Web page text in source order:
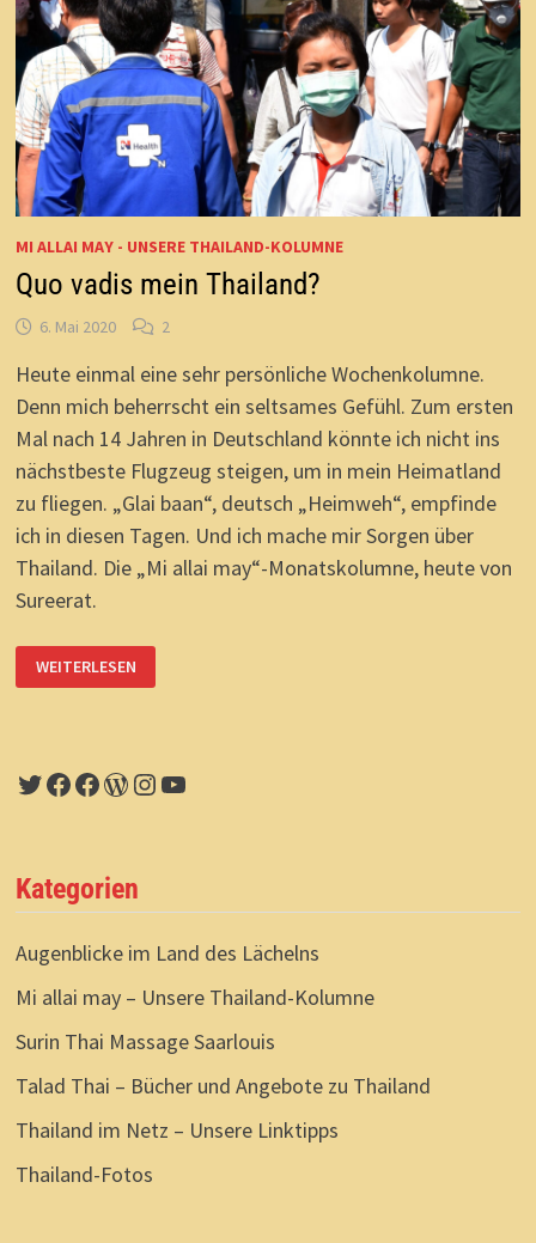
MI ALLAI MAY - UNSERE THAILAND-KOLUMNE
Quo vadis mein Thailand?
6. Mai 2020 2
Heute einmal eine sehr persönliche Wochenkolumne.
Denn mich beherrscht ein seltsames Gefühl. Zum ersten
Mal nach 14 Jahren in Deutschland könnte ich nicht ins
nächstbeste Flugzeug steigen, um in mein Heimatland
zu fliegen. „Glai baan“, deutsch „Heimweh“, empfinde
ich in diesen Tagen. Und ich mache mir Sorgen über
Thailand. Die „Mi allai may“-Monatskolumne, heute von
Sureerat.
VADIS
MEIN
WEITERLESEN
Twitter
Facebook
Facebook
WordPress
Instagram
YouTube
Kategorien
Augenblicke im Land des Lächelns
Mi allai may – Unsere Thailand-Kolumne
Surin Thai Massage Saarlouis
Talad Thai – Bücher und Angebote zu Thailand
Thailand im Netz – Unsere Linktipps
Thailand-Fotos